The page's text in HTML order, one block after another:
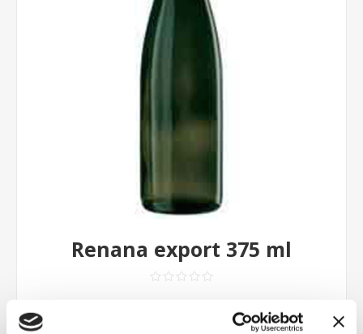
Renana export 375 ml